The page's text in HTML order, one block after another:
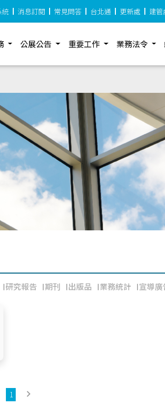
統 消息訂閱 常見問答 台北通 更新處 建管
公展公告 重要工作 業務法令
研究報告 期刊 出版品 業務統計 宣導廣
1 keyboard_arrow_right